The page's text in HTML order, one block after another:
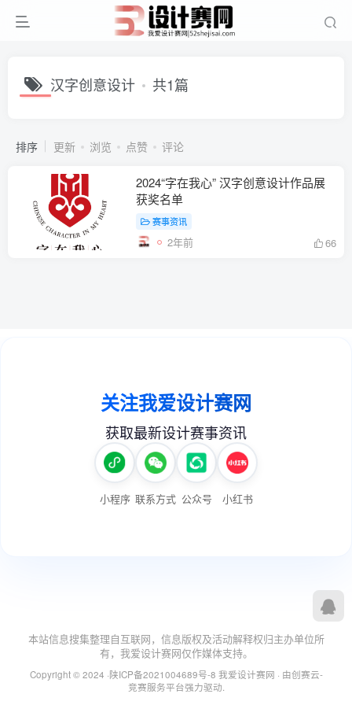
汉字创意设计 共1篇
排序 更新 浏览 点赞 评论
2024“字在我心” 汉字创意设计作品展
获奖名单
赛事资讯
2年前 66
本站信息搜集整理自互联网，信息版权及活动解释权归主办单位所
有，我爱设计赛网仅作媒体支持。
Copyright © 2024 ·陕ICP备2021004689号-8 我爱设计赛网 · 由创赛云-
竞赛服务平台强力驱动.